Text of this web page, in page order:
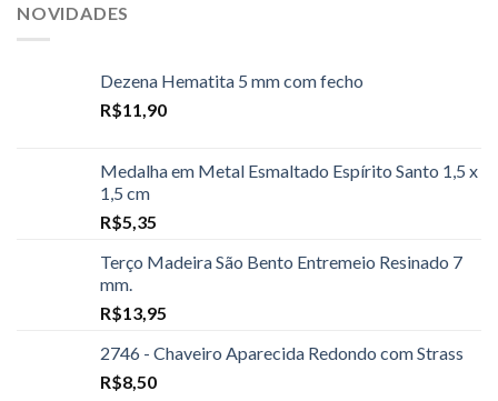
NOVIDADES
Dezena Hematita 5 mm com fecho
R$11,90
Medalha em Metal Esmaltado Espírito Santo 1,5 x
1,5 cm
R$5,35
Terço Madeira São Bento Entremeio Resinado 7
mm.
R$13,95
2746 - Chaveiro Aparecida Redondo com Strass
R$8,50